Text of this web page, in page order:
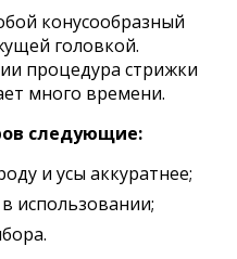
конусообразный
головкой.
процедура стрижки
много времени.
следующие:
и усы аккуратнее;
использовании;